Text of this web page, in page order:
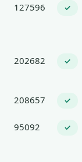
127596 ✓
202682 ✓
208657 ✓
95092 ✓